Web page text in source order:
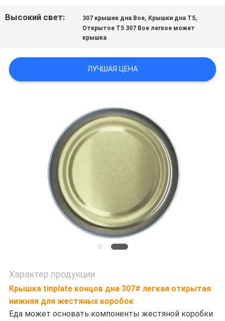
САЙТА
КОНФИДЕНЦИАЛЬНОСТИ
Высокий свет: 307 крышек дна Boe, Крышки дна T5,
Открытое T5 307 Boe легкое может
крышка
ЛУЧШАЯ ЦЕНА
Характер продукции
Крышка tinplate концов дна 307# легкая открытая
нижняя для жестяных коробок
Еда может основать компоненты жестяной коробки